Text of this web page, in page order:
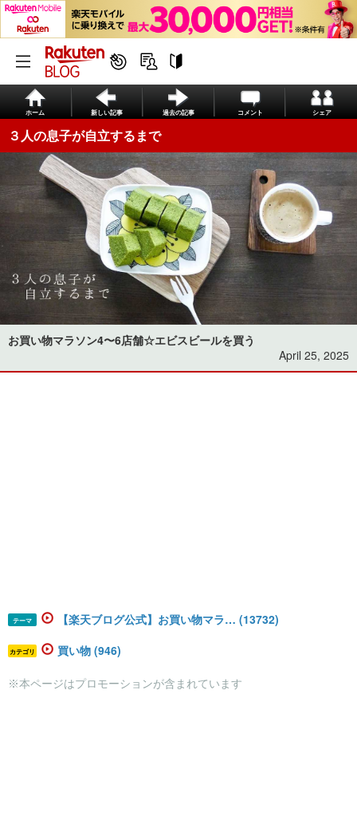
ホーム 新しい記事 過去の記事 コメント シェア
３人の息子が自立するまで
お買い物マラソン4〜6店舗☆エビスビールを買う
April 25, 2025
テーマ 【楽天ブログ公式】お買い物マラ… (13732)
カテゴリ 買い物 (946)
※本ページはプロモーションが含まれています